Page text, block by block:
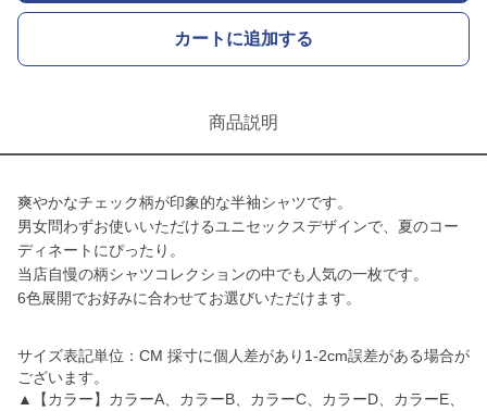
カートに追加する
商品説明
爽やかなチェック柄が印象的な半袖シャツです。
男女問わずお使いいただけるユニセックスデザインで、夏のコー
ディネートにぴったり。
当店自慢の柄シャツコレクションの中でも人気の一枚です。
6色展開でお好みに合わせてお選びいただけます。
サイズ表記単位：CM 採寸に個人差があり1-2cm誤差がある場合が
ございます。
▲【カラー】カラーA、カラーB、カラーC、カラーD、カラーE、